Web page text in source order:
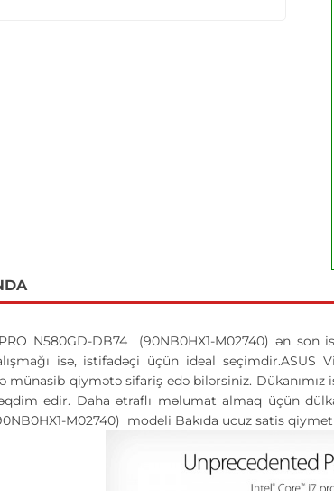
N580GD-DB74 (90NB0HX1-M02740) ən
isə, istifadəçi üçün ideal seçimdir.ASUS
münasib qiymətə sifariş edə bilərsiniz.
edir. Daha ətraflı məlumat almaq üçün
M02740) modeli Bakıda ucuz satis